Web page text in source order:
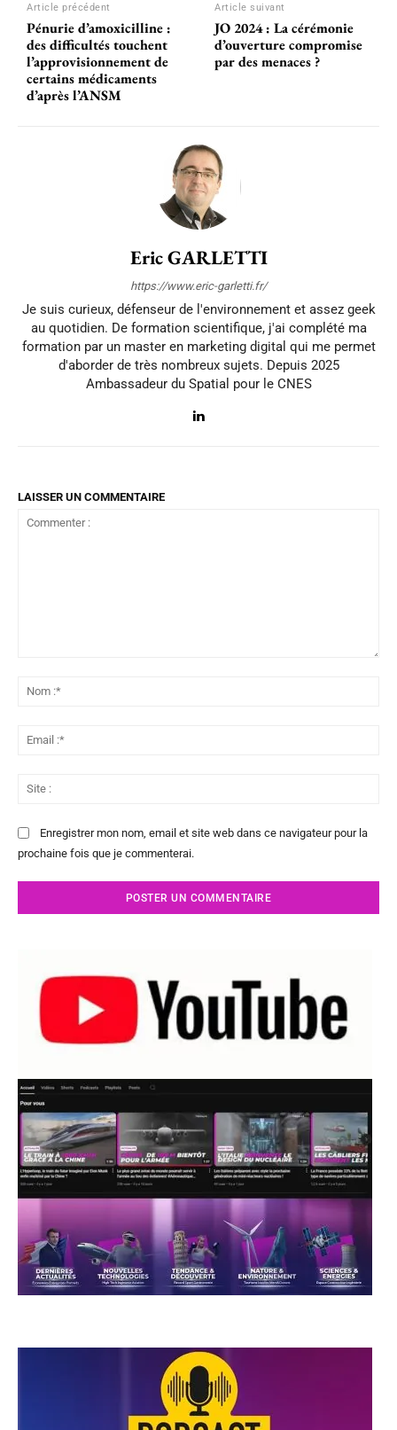
Article précédent
Pénurie d’amoxicilline :
des difficultés touchent
l’approvisionnement de
certains médicaments
d’après l’ANSM
Article suivant
JO 2024 : La cérémonie
d’ouverture compromise
par des menaces ?
Eric GARLETTI
https://www.eric-garletti.fr/
Je suis curieux, défenseur de l'environnement et assez geek
au quotidien. De formation scientifique, j'ai complété ma
formation par un master en marketing digital qui me permet
d'aborder de très nombreux sujets. Depuis 2025
Ambassadeur du Spatial pour le CNES
LAISSER UN COMMENTAIRE
Enregistrer mon nom, email et site web dans ce navigateur pour la
prochaine fois que je commenterai.